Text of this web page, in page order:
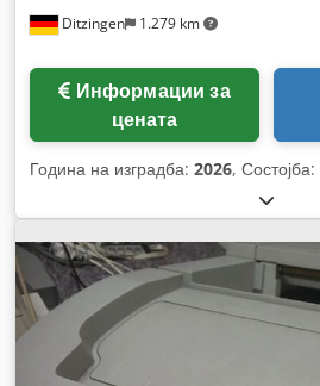
Ditzingen 1.279 km
цената
Година на изградба: 2026, Состојба: